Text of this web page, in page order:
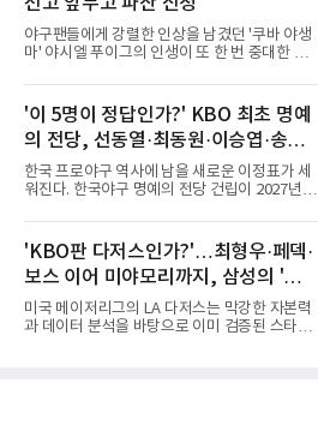
라운드에서 버디 5개와 보기 1개를 묶어 4언더
파 68타를 쳤다. 중간합계 9언더파 135타로 전
날 공동 4위에서 선두로 올라섰다. 공동 2위 그
룹(8언더파 136타)과는 한 타 차다.이 대회는 그
받았으나, 지난해 상금순위 75위에 그쳐 시드순
위전으로 밀렸고 본선에서도 78위에
야구팬들에게 강렬한 인상을 남겼던 '쿠바 야생
마' 야시엘 푸이그의 인생이 또 한 번 중대한 갈
거액을 벌었던 푸이그가 연방 사건 선고를 앞두
고 파산보호를 신청했다.푸이그는 최근 미국 플
로리다 파산 법원에 챕터11 파산보호 신청을 냈
다. 챕터11은 기업이나 개인이 채권자들과 협의
를 통해 재정 구조를 재편할 수 있도록 돕는 제도
다.미 매체들에 따르면 푸이그의 자산 규모는
1000만~5000만 달러(약 146억~730억 원), 부
산 내역 등 일부 필수 자료가 빠졌다며 서류 미비
를 지적했다.관심이 쏠리는 이
'이 5명이 정답인가?' KBO 최초 명예
의 전당, 선동열·최동원·이승엽·송진
우·김응용을 둘러싼 논쟁
한국 프로야구 역사에 남을 새로운 이정표가 세
워진다. 한국야구 명예의 전당 건립이 2027년으
문으로 향하고 있다. "누가 한국 야구 최초의 명
예의 전당 헌액자가 될 것인가?"현재 가장 많이
거론되는 후보군은 선동열, 최동원, 이승엽, 송
진우, 그리고 김응용 감독이다. 한국 야구의 시
대별 상징성과 업적을 고려하면 충분히 설득력
있는 이름들이다.선동열은 한국 야구가 배출한
최고의 투수로 평가받는다. 해태 시절 통산 146
'KBO판 다저스인가?'…최형우·페덱·
보스 이어 미야모리까지, 삼성의 '스펙
만렙' 승부수
미국 메이저리그의 LA 다저스는 막강한 자본력
과 데이터 분석을 바탕으로 이미 검증된 스타들